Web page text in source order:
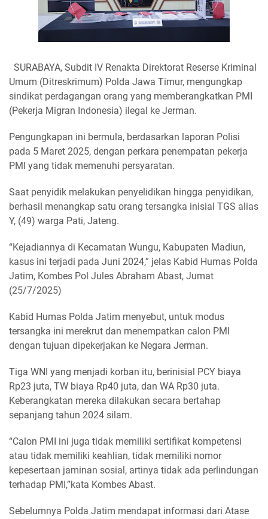
SURABAYA, Subdit IV Renakta Direktorat Reserse Kriminal
Umum (Ditreskrimum) Polda Jawa Timur, mengungkap
sindikat perdagangan orang yang memberangkatkan PMI
(Pekerja Migran Indonesia) ilegal ke Jerman.
Pengungkapan ini bermula, berdasarkan laporan Polisi
pada 5 Maret 2025, dengan perkara penempatan pekerja
PMI yang tidak memenuhi persyaratan.
Saat penyidik melakukan penyelidikan hingga penyidikan,
berhasil menangkap satu orang tersangka inisial TGS alias
Y, (49) warga Pati, Jateng.
“Kejadiannya di Kecamatan Wungu, Kabupaten Madiun,
kasus ini terjadi pada Juni 2024,” jelas Kabid Humas Polda
Jatim, Kombes Pol Jules Abraham Abast, Jumat
(25/7/2025)
Kabid Humas Polda Jatim menyebut, untuk modus
tersangka ini merekrut dan menempatkan calon PMI
dengan tujuan dipekerjakan ke Negara Jerman.
Tiga WNI yang menjadi korban itu, berinisial PCY biaya
Rp23 juta, TW biaya Rp40 juta, dan WA Rp30 juta.
Keberangkatan mereka dilakukan secara bertahap
sepanjang tahun 2024 silam.
“Calon PMI ini juga tidak memiliki sertifikat kompetensi
atau tidak memiliki keahlian, tidak memiliki nomor
kepesertaan jaminan sosial, artinya tidak ada perlindungan
terhadap PMI,”kata Kombes Abast.
Sebelumnya Polda Jatim mendapat informasi dari Atase